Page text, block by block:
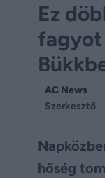
Ez
AC News
Szerkesztő
hőség